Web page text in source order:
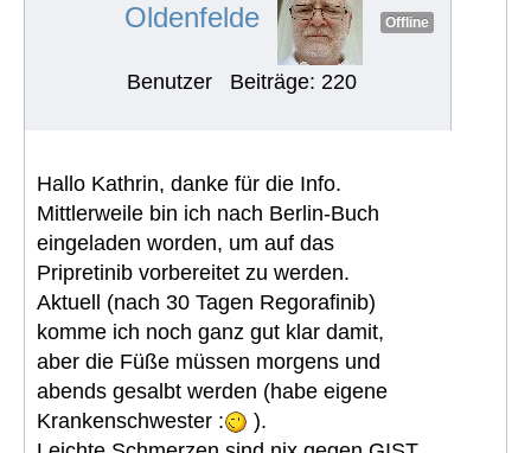
Oldenfelde Offline
Benutzer Beiträge: 220
Hallo Kathrin, danke für die Info.
Mittlerweile bin ich nach Berlin-Buch
eingeladen worden, um auf das
Pripretinib vorbereitet zu werden.
Aktuell (nach 30 Tagen Regorafinib)
komme ich noch ganz gut klar damit,
aber die Füße müssen morgens und
abends gesalbt werden (habe eigene
Krankenschwester :
).